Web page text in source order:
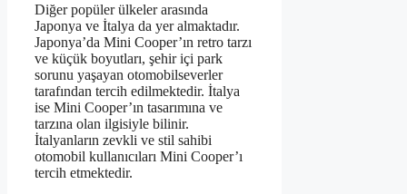
Diğer popüler ülkeler arasında
Japonya ve İtalya da yer almaktadır.
Japonya’da Mini Cooper’ın retro tarzı
ve küçük boyutları, şehir içi park
sorunu yaşayan otomobilseverler
tarafından tercih edilmektedir. İtalya
ise Mini Cooper’ın tasarımına ve
tarzına olan ilgisiyle bilinir.
İtalyanların zevkli ve stil sahibi
otomobil kullanıcıları Mini Cooper’ı
tercih etmektedir.